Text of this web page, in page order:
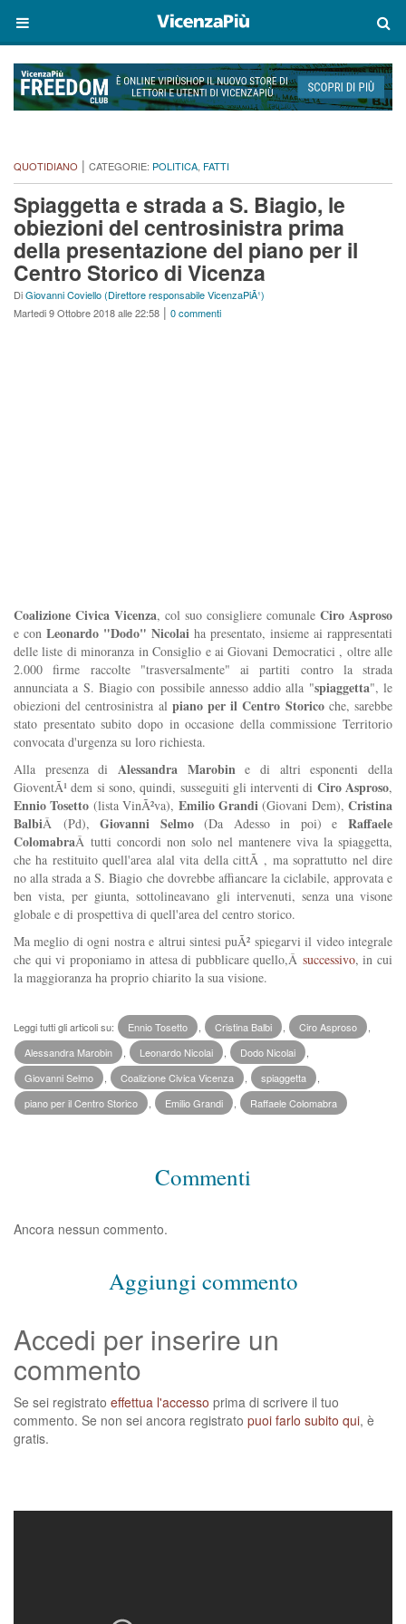
QUOTIDIANO | CATEGORIE: POLITICA, FATTI
Spiaggetta e strada a S. Biagio, le
obiezioni del centrosinistra prima
della presentazione del piano per il
Centro Storico di Vicenza
DiGiovanni Coviello (Direttore responsabile VicenzaPiÃ¹)
Martedi 9 Ottobre 2018 alle 22:58 | 0 commenti
Coalizione Civica Vicenza, col suo consigliere comunale Ciro Asproso
e con Leonardo "Dodo" Nicolai ha presentato, insieme ai rappresentati
delle liste di minoranza in Consiglio e ai Giovani Democratici , oltre alle
2.000 firme raccolte "trasversalmente" ai partiti contro la strada
annunciata a S. Biagio con possibile annesso addio alla "spiaggetta", le
obiezioni del centrosinistra al piano per il Centro Storicoche, sarebbe
stato presentato subito dopo in occasione della commissione Territorio
convocata d'urgenza su loro richiesta.
Alla presenza di
Alessandra Marobine di altri esponenti della
GioventÃ¹ dem si sono, quindi, susseguiti gli interventi di Ciro Asproso,
Ennio Tosetto (lista VinÃ²va), Emilio Grandi(Giovani Dem), Cristina
BalbiÂ (Pd),Giovanni Selmo(Da Adesso in poi) eRaffaele
ColomabraÂ tutti concordi non solo nel mantenere viva la spiaggetta,
che ha restituito quell'area alal vita della cittÃ , ma soprattutto nel dire
no alla strada a S. Biagio che dovrebbe affiancare la ciclabile, approvata e
ben vista, per giunta, sottolineavano gli intervenuti, senza una visone
globale e di prospettiva di quell'area del centro storico.
Ma meglio di ogni nostra e altrui sintesi puÃ² spiegarvi il video integrale
che qui vi proponiamo in attesa di pubblicare quello,Â successivo, in cui
la maggioranza ha proprio chiarito la sua visione.
Leggi tutti gli articoli su: Ennio Tosetto Cristina Balbi Ciro Asproso
Alessandra Marobin
Leonardo Nicolai Dodo Nicolai
Giovanni Selmo
Coalizione Civica Vicenza spiaggetta
piano per il Centro Storico
Emilio Grandi Raffaele Colomabra
Commenti
Ancora nessun commento.
Aggiungi commento
Accedi per inserire un
commento
Se sei registrato effettua l'accesso prima di scrivere il tuo
commento. Se non sei ancora registrato puoi farlo subito qui, è
gratis.